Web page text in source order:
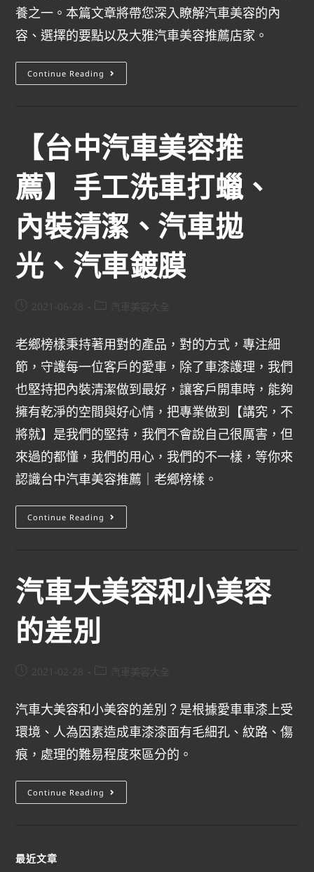
養之一。本篇文章將帶您深入瞭解汽車美容的內
容、選擇的要點以及大雅汽車美容推薦店家。
Continue Reading
【台中汽車美容推
薦】手工洗車打蠟、
內裝清潔、汽車拋
光、汽車鍍膜
汽車美容大全
老鄉榜樣秉持著用對的產品，對的方式，專注細
節，守護每一位客戶的愛車，除了車漆護理，我們
也堅持把內裝清潔做到最好，讓客戶開車時，能夠
擁有乾淨的空間與好心情，把專業做到【講究，不
將就】是我們的堅持，我們不會說自己很厲害，但
來過的都懂，我們的用心，我們的不一樣，等你來
認識台中汽車美容推薦｜老鄉榜樣。
Continue Reading
汽車大美容和小美容
的差別
汽車美容大全
汽車大美容和小美容的差別？是根據愛車車漆上受
環境、人為因素造成車漆漆面有毛細孔、紋路、傷
痕，處理的難易程度來區分的。
Continue Reading
最近文章